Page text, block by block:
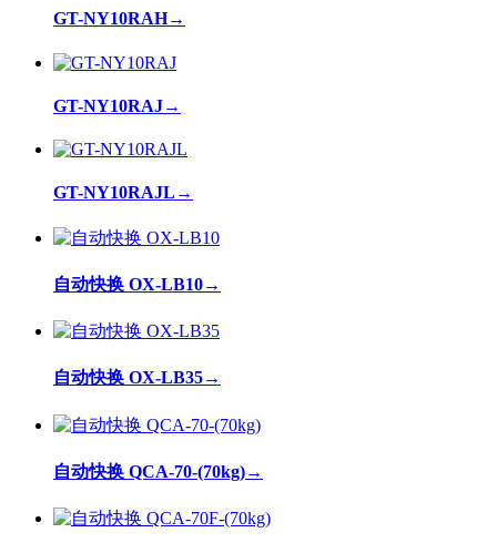
GT-NY10RAH→
GT-NY10RAJ→
GT-NY10RAJL →
自动快换 OX-LB10→
自动快换 OX-LB35→
自动快换 QCA-70-(70kg)→